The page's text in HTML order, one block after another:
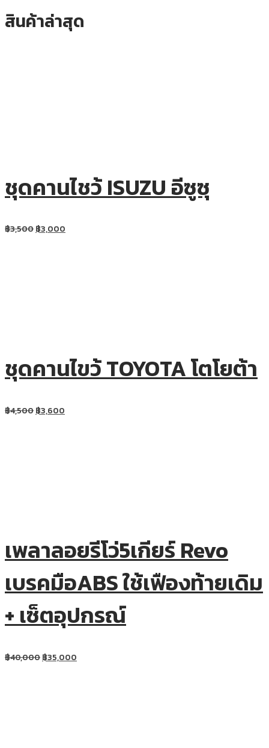
สินค้าล่าสุด
ชุดคานไชว้ ISUZU อีซูซุ
฿3,500฿3,000
ชุดคานไขว้ TOYOTA โตโยต้า
฿4,500฿3,600
เพลาลอยรีโว่5เกียร์ Revo
เบรคมือABS ใช้เฟืองท้ายเดิม
+ เซ็ตอุปกรณ์
฿40,000฿35,000